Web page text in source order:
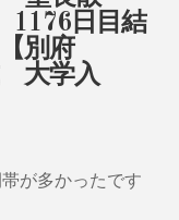
日目結
別府
大学入
が多かったです